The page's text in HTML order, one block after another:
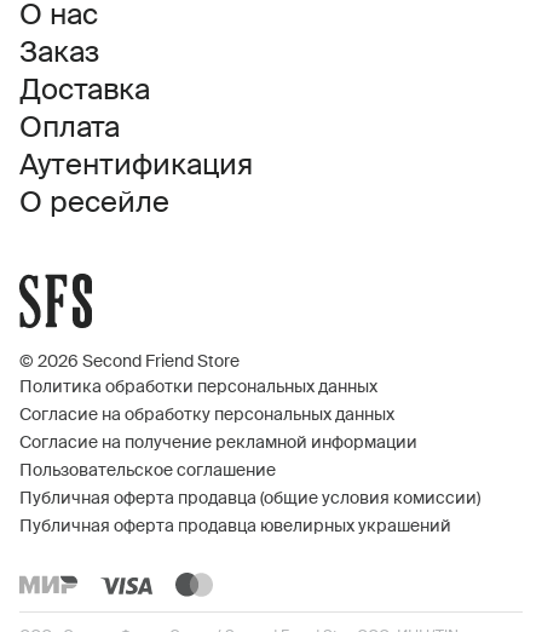
О нас
Заказ
Доставка
Оплата
Аутентификация
О ресейле
© 2026 Second Friend Store
Политика обработки персональных данных
Согласие на обработку персональных данных
Согласие на получение рекламной информации
Пользовательское соглашение
Публичная оферта продавца (общие условия комиссии)
Публичная оферта продавца ювелирных украшений